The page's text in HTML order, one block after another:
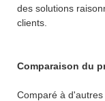
des solutions
clients.
Comparaison du
Comparé à